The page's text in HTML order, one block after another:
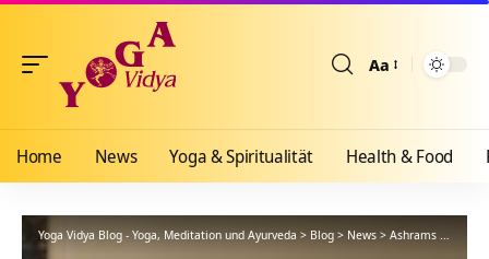
Aa
Home News Yoga & Spiritualität Health & Food
Yoga Vidya Blog - Yoga, Meditation und Ayurveda > Blog > News > Ashrams